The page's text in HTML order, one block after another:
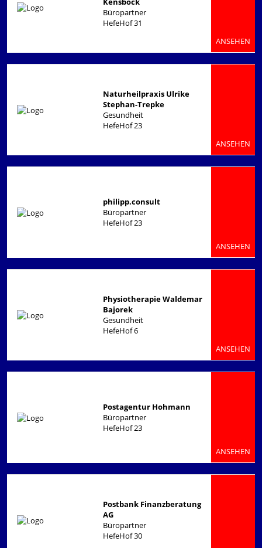
Büropartner
HefeHof 31
ANSEHEN
Naturheilpraxis Ulrike
Stephan-Trepke
Gesundheit
HefeHof 23
ANSEHEN
philipp.consult
Büropartner
HefeHof 23
ANSEHEN
Physiotherapie Waldemar
Bajorek
Gesundheit
HefeHof 6
ANSEHEN
Postagentur Hohmann
Büropartner
HefeHof 23
ANSEHEN
Postbank Finanzberatung
AG
Büropartner
HefeHof 30